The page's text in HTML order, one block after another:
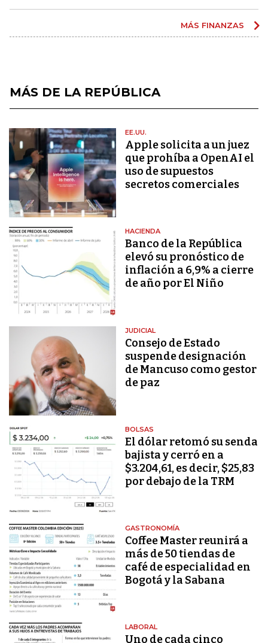
MÁS FINANZAS
MÁS DE LA REPÚBLICA
EE.UU.
Apple solicita a un juez
que prohíba a OpenAI el
uso de supuestos
secretos comerciales
HACIENDA
Banco de la República
elevó su pronóstico de
inflación a 6,9% a cierre
de año por El Niño
JUDICIAL
Consejo de Estado
suspende designación
de Mancuso como gestor
de paz
BOLSAS
El dólar retomó su senda
bajista y cerró en a
$3.204,61, es decir, $25,83
por debajo de la TRM
GASTRONOMÍA
Coffee Master reunirá a
más de 50 tiendas de
café de especialidad en
Bogotá y la Sabana
LABORAL
Uno de cada cinco